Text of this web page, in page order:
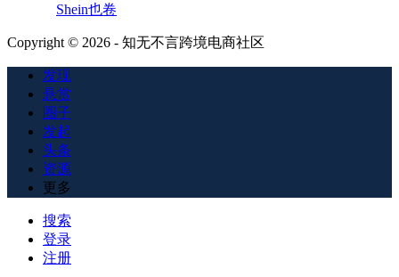
Shein也卷
Copyright © 2026 - 知无不言跨境电商社区
发现
悬赏
圈子
发起
头条
资源
更多
搜索
登录
注册